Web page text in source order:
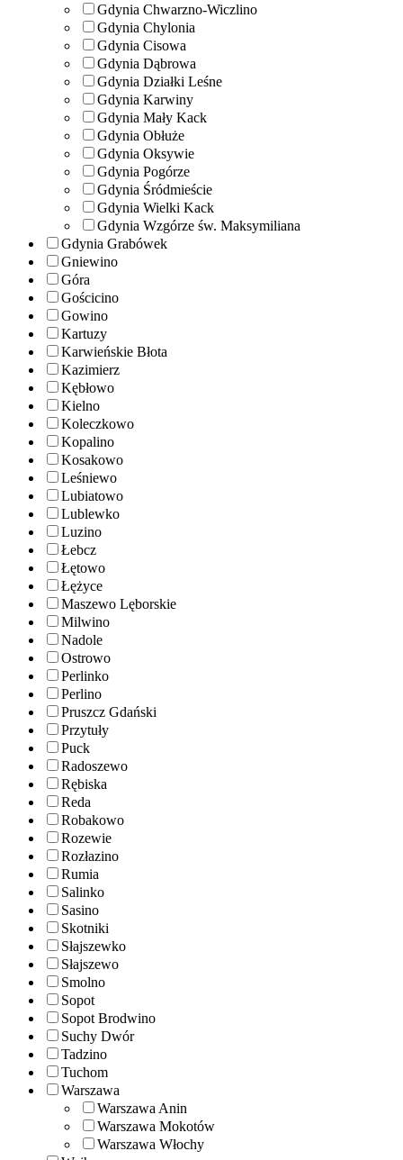
Gdynia Chwarzno-Wiczlino
Gdynia Chylonia
Gdynia Cisowa
Gdynia Dąbrowa
Gdynia Działki Leśne
Gdynia Karwiny
Gdynia Mały Kack
Gdynia Obłuże
Gdynia Oksywie
Gdynia Pogórze
Gdynia Śródmieście
Gdynia Wielki Kack
Gdynia Wzgórze św. Maksymiliana
Gdynia Grabówek
Gniewino
Góra
Gościcino
Gowino
Kartuzy
Karwieńskie Błota
Kazimierz
Kębłowo
Kielno
Koleczkowo
Kopalino
Kosakowo
Leśniewo
Lubiatowo
Lublewko
Luzino
Łebcz
Łętowo
Łężyce
Maszewo Lęborskie
Milwino
Nadole
Ostrowo
Perlinko
Perlino
Pruszcz Gdański
Przytuły
Puck
Radoszewo
Rębiska
Reda
Robakowo
Rozewie
Rozłazino
Rumia
Salinko
Sasino
Skotniki
Słajszewko
Słajszewo
Smolno
Sopot
Sopot Brodwino
Suchy Dwór
Tadzino
Tuchom
Warszawa
Warszawa Anin
Warszawa Mokotów
Warszawa Włochy